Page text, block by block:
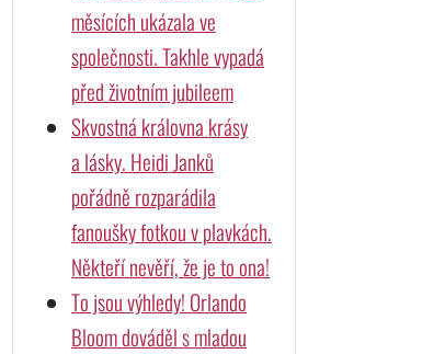
měsících ukázala ve
společnosti. Takhle vypadá
před životním jubileem
Skvostná královna krásy
a lásky. Heidi Janků
pořádně rozparádila
fanoušky fotkou v plavkách.
Někteří nevěří, že je to ona!
To jsou výhledy! Orlando
Bloom dováděl s mladou